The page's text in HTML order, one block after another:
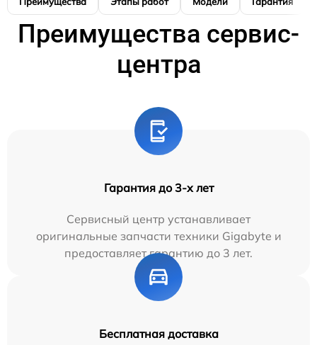
Преимущества сервис-
центра
Гарантия до 3-х лет
Сервисный центр устанавливает
оригинальные запчасти техники Gigabyte и
предоставляет гарантию до 3 лет.
Бесплатная доставка